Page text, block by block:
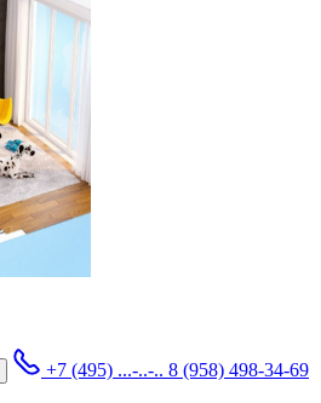
+7 (495) ...-..-.. 8 (958) 498-34-69